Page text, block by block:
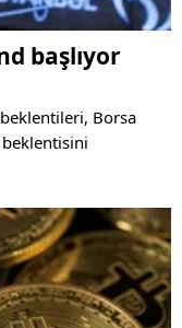
başlıyor
Borsa